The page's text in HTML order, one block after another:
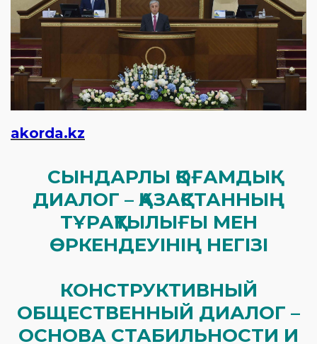
akorda.kz
СЫНДАРЛЫ ҚОҒАМДЫҚ
ДИАЛОГ – ҚАЗАҚСТАННЫҢ
ТҰРАҚТЫЛЫҒЫ МЕН
ӨРКЕНДЕУІНІҢ НЕГІЗІ
КОНСТРУКТИВНЫЙ
ОБЩЕСТВЕННЫЙ ДИАЛОГ –
ОСНОВА СТАБИЛЬНОСТИ И